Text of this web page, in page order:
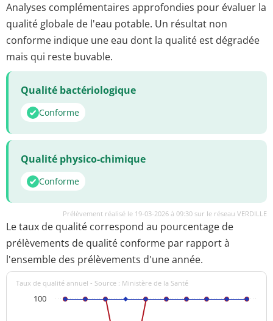
Analyses complémentaires approfondies pour évaluer la
qualité globale de l'eau potable. Un résultat non
conforme indique une eau dont la qualité est dégradée
mais qui reste buvable.
Qualité bactériologique
Conforme
Qualité physico-chimique
Conforme
Prélèvement réalisé le 19-03-2026 à 09:30 sur le réseau VERDILLE
Le taux de qualité correspond au pourcentage de
prélèvements de qualité conforme par rapport à
l'ensemble des prélèvements d'une année.
Taux de qualité annuel - Source : Ministère de la Santé
100